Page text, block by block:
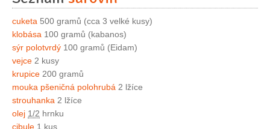
cuketa 500 gramů (cca 3 velké kusy)
klobása 100 gramů (kabanos)
sýr polotvrdý 100 gramů (Eidam)
vejce 2 kusy
krupice 200 gramů
mouka pšeničná polohrubá 2 lžíce
strouhanka 2 lžíce
olej 1/2 hrnku
cibule 1 kus